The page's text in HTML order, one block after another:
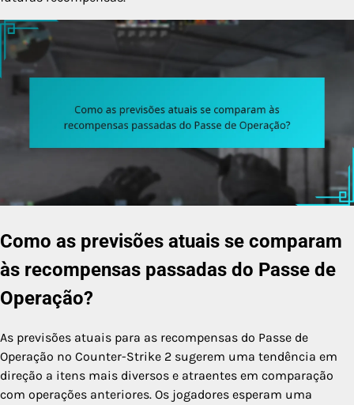
Como as previsões atuais se comparam
às recompensas passadas do Passe de
Operação?
As previsões atuais para as recompensas do Passe de
Operação no Counter-Strike 2 sugerem uma tendência em
direção a itens mais diversos e atraentes em comparação
com operações anteriores. Os jogadores esperam uma